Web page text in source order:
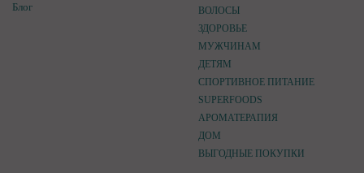
Блог
ВОЛОСЫ
ЗДОРОВЬЕ
МУЖЧИНАМ
ДЕТЯМ
СПОРТИВНОЕ ПИТАНИЕ
SUPERFOODS
АРОМАТЕРАПИЯ
ДОМ
ВЫГОДНЫЕ ПОКУПКИ